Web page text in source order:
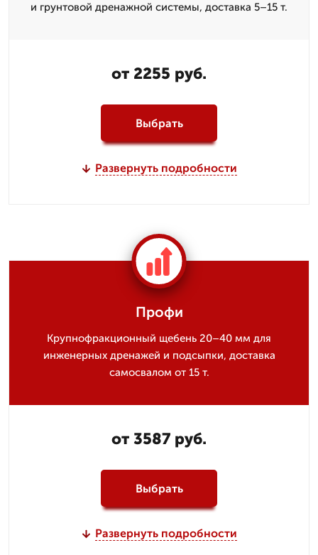
и грунтовой дренажной системы, доставка 5–15 т.
от 2255 руб.
Выбрать
Развернуть подробности
Профи
Крупнофракционный щебень 20–40 мм для
инженерных дренажей и подсыпки, доставка
самосвалом от 15 т.
от 3587 руб.
Выбрать
Развернуть подробности